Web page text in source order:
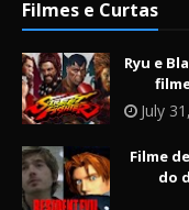
Filmes e Curtas
Ryu e
July
Filme
do